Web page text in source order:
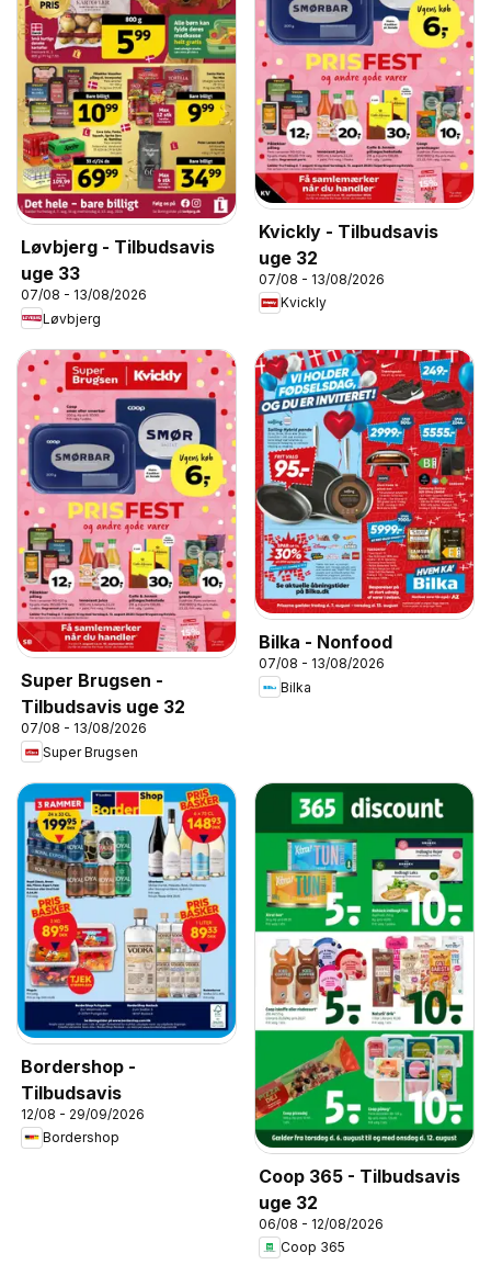
Løvbjerg - Tilbudsavis
uge 33
07/08 - 13/08/2026
Løvbjerg
Kvickly - Tilbudsavis
uge 32
07/08 - 13/08/2026
Kvickly
Super Brugsen -
Tilbudsavis uge 32
07/08 - 13/08/2026
Super Brugsen
Bilka - Nonfood
07/08 - 13/08/2026
Bilka
Bordershop -
Tilbudsavis
12/08 - 29/09/2026
Bordershop
Coop 365 - Tilbudsavis
uge 32
06/08 - 12/08/2026
Coop 365